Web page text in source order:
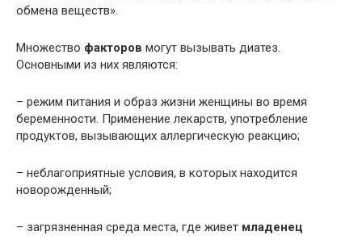
обмена веществ».
Множество факторов могут вызывать диатез.
Основными из них являются:
– режим питания и образ жизни женщины во время
беременности. Применение лекарств, употребление
продуктов, вызывающих аллергическую реакцию;
– неблагоприятные условия, в которых находится
новорожденный;
– загрязненная среда места, где живет младенец